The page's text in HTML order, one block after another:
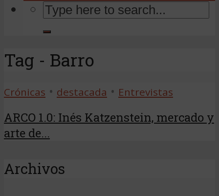
Tag - Barro
Crónicas • destacada • Entrevistas
ARCO 1.0: Inés Katzenstein, mercado y
arte de...
Archivos